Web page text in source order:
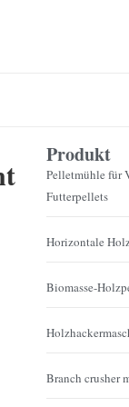
Produkt
Pelletmühle für
Futterpellets
Horizontale
Biomasse-
Branch crusher